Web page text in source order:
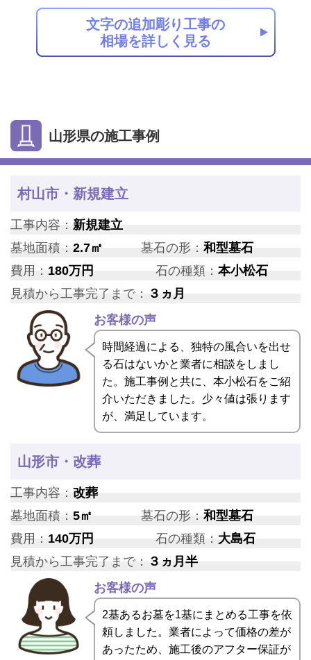
文字の追加彫り工事の
相場を詳しく見る
山形県の施工事例
村山市・新規建立
工事内容： 新規建立
墓地面積： 2.7㎡ 墓石の形：和型墓石
費用： 180万円 石の種類： 本小松石
見積から工事完了まで： ３ヵ月
お客様の声
時間経過による、独特の風合いを出せ
る石はないかと業者に相談をしまし
た。施工事例と共に、本小松石をご紹
介いただきました。少々値は張ります
が、満足しています。
山形市・改葬
工事内容： 改葬
墓地面積： 5㎡ 墓石の形：和型墓石
費用： 140万円 石の種類： 大島石
見積から工事完了まで： ３ヵ月半
お客様の声
2基あるお墓を1基にまとめる工事を依
頼しました。業者によって価格の差が
あったため、施工後のアフター保証が